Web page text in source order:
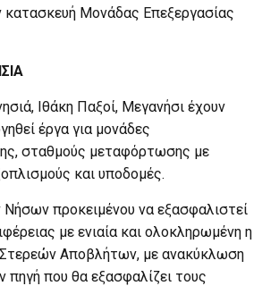
κατασκευή Μονάδας Επεξεργασίας
Ιθάκη Παξοί, Μεγανήσι έχουν
έργα για μονάδες
σταθμούς μεταφόρτωσης με
και υποδομές.
προκειμένου να εξασφαλιστεί
με ενιαία και ολοκληρωμένη η
Στερεών Αποβλήτων, με ανακύκλωση
πηγή που θα εξασφαλίζει τους